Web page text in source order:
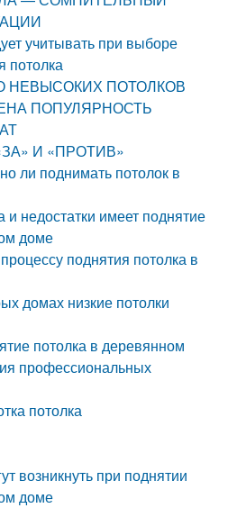
учитывать при выборе
потолка
НЕВЫСОКИХ ПОТОЛКОВ
ПОПУЛЯРНОСТЬ
И «ПРОТИВ»
ли поднимать потолок в
недостатки имеет поднятие
доме
поднятия потолка в
домах низкие потолки
потолка в деревянном
профессиональных
потолка
возникнуть при поднятии
доме